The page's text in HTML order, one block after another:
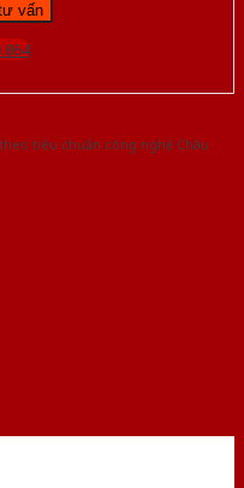
tiêu chuẩn công nghệ Châu